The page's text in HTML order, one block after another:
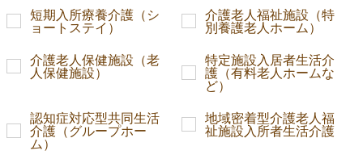
短期入所療養介護（シ
ョートステイ）
介護老人福祉施設（特
別養護老人ホーム）
介護老人保健施設（老
人保健施設）
特定施設入居者生活介
護（有料老人ホームな
ど）
認知症対応型共同生活
介護（グループホー
ム）
地域密着型介護老人福
祉施設入所者生活介護